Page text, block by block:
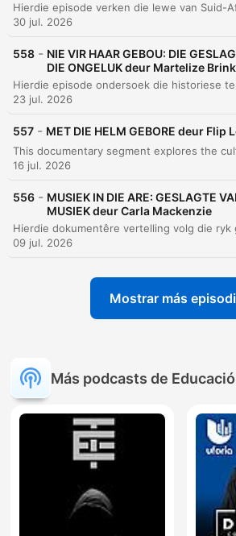
30 jul. 2026
558 - NIE VIR HAAR GEBOU: DIE
DIE ONGELUK deur Martelize Brink
23 jul. 2026
557 - MET DIE HELM GEBORE deur Flip
16 jul. 2026
556 - MUSIEK IN DIE ARE: GESLAGTE
MUSIEK deur Carla Mackenzie
09 jul. 2026
Mostrar más
Más podcasts de